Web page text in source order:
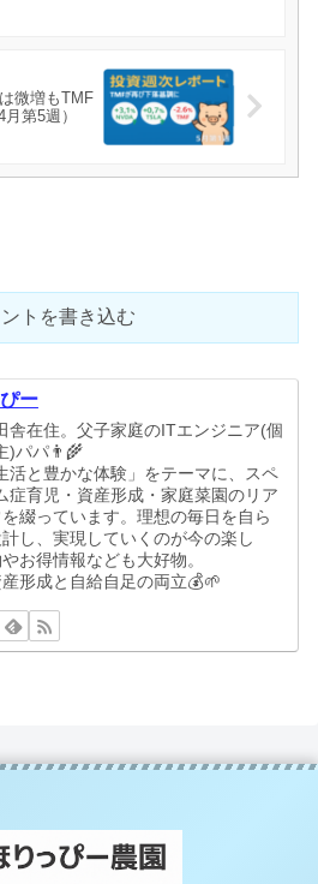
微増もTMF
第5週）
トを書き込む
ー
舎在住。父子家庭のITエンジニア(個
)パパ👨‍🌾
活と豊かな体験」をテーマに、スペ
症育児・資産形成・家庭菜園のリア
綴っています。理想の毎日を自ら
し、実現していくのが今の楽し
お得情報なども大好物。
形成と自給自足の両立💰🌱